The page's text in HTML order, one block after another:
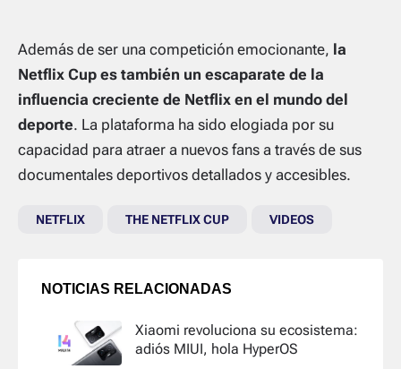
Además de ser una competición emocionante, la
Netflix Cup es también un escaparate de la
influencia creciente de Netflix en el mundo del
deporte. La plataforma ha sido elogiada por su
capacidad para atraer a nuevos fans a través de sus
documentales deportivos detallados y accesibles.
NETFLIX THE NETFLIX CUP VIDEOS
NOTICIAS RELACIONADAS
Xiaomi revoluciona su ecosistema:
adiós MIUI, hola HyperOS